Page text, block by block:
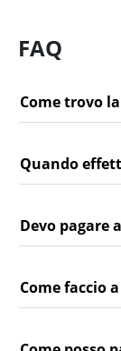
FAQ
Come trovo
Quando
Devo pagare
Come faccio